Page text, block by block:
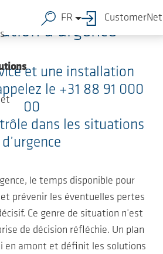
FR CustomerNet
d’urgence
et une installation
le +31 88 91 000
00
dans les situations
d’urgence
le temps disponible pour
prévenir les éventuelles pertes
Ce genre de situation n’est
de décision réfléchie. Un plan
en amont et définit les solutions